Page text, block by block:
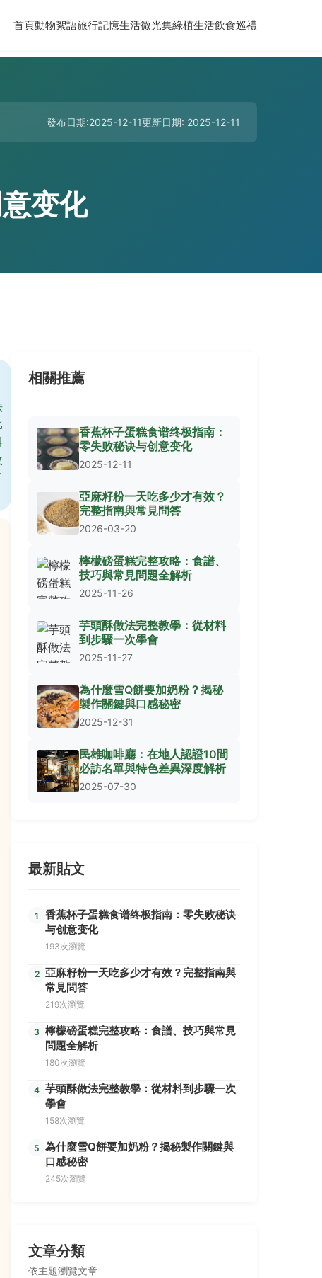
首頁動物絮語旅行記憶生活微光集綠植生活飲食巡禮
發布日期:2025-12-11更新日期: 2025-12-11
变化
相關推薦
香蕉杯子蛋糕食谱终极指南：
零失败秘诀与创意变化
2025-12-11
亞麻籽粉一天吃多少才有效？
完整指南與常見問答
2026-03-20
檸檬磅蛋糕完整攻略：食譜、
技巧與常見問題全解析
2025-11-26
芋頭酥做法完整教學：從材料
到步驟一次學會
2025-11-27
為什麼雪Q餅要加奶粉？揭秘
製作關鍵與口感秘密
2025-12-31
民雄咖啡廳：在地人認證10間
必訪名單與特色差異深度解析
2025-07-30
最新貼文
1
香蕉杯子蛋糕食谱终极指南：零失败秘诀
与创意变化
193次瀏覽
2 亞麻籽粉一天吃多少才有效？完整指南與
常見問答
219次瀏覽
3 檸檬磅蛋糕完整攻略：食譜、技巧與常見
問題全解析
180次瀏覽
4 芋頭酥做法完整教學：從材料到步驟一次
學會
158次瀏覽
5 為什麼雪Q餅要加奶粉？揭秘製作關鍵與
口感秘密
245次瀏覽
文章分類
依主題瀏覽文章